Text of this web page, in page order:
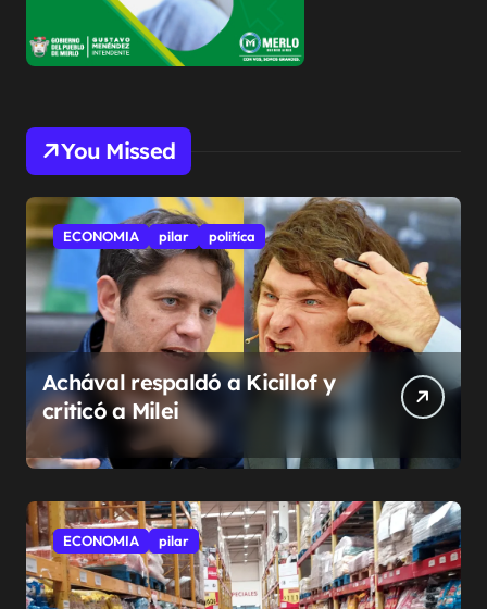
You Missed
ECONOMIA pilar politíca
Achával respaldó a Kicillof y
criticó a Milei
ECONOMIA pilar